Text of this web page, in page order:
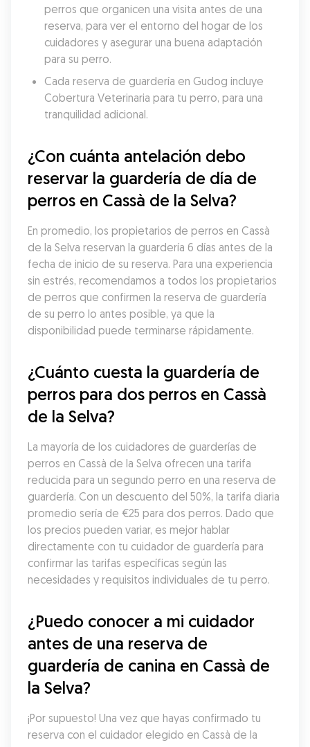
perros que organicen una visita antes de una
reserva, para ver el entorno del hogar de los
cuidadores y asegurar una buena adaptación
para su perro.
Cada reserva de guardería en Gudog incluye
Cobertura Veterinaria para tu perro, para una
tranquilidad adicional.
¿Con cuánta antelación debo
reservar la guardería de día de
perros en Cassà de la Selva?
En promedio, los propietarios de perros en Cassà
de la Selva reservan la guardería 6 días antes de la
fecha de inicio de su reserva. Para una experiencia
sin estrés, recomendamos a todos los propietarios
de perros que confirmen la reserva de guardería
de su perro lo antes posible, ya que la
disponibilidad puede terminarse rápidamente.
¿Cuánto cuesta la guardería de
perros para dos perros en Cassà
de la Selva?
La mayoría de los cuidadores de guarderías de
perros en Cassà de la Selva ofrecen una tarifa
reducida para un segundo perro en una reserva de
guardería. Con un descuento del 50%, la tarifa diaria
promedio sería de €25 para dos perros. Dado que
los precios pueden variar, es mejor hablar
directamente con tu cuidador de guardería para
confirmar las tarifas específicas según las
necesidades y requisitos individuales de tu perro.
¿Puedo conocer a mi cuidador
antes de una reserva de
guardería de canina en Cassà de
la Selva?
¡Por supuesto! Una vez que hayas confirmado tu
reserva con el cuidador elegido en Cassà de la